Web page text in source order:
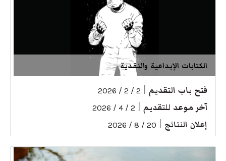
الكتابات الإبداعية والنقدية
فتح باب التقديم 2 / 2 / 2026
آخر موعد للتقديم 2 / 4 / 2026
إعلان النتائج 20 / 8 / 2026